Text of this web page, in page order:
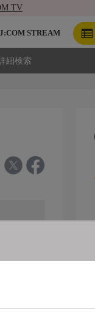
TV
J:COM STREAM
細検索